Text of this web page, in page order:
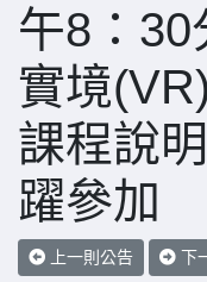
午8：30
實境
課程說
躍參加
上一則公告 下